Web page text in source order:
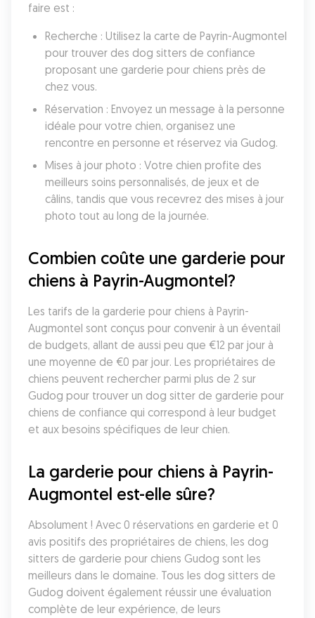
faire est :
Recherche : Utilisez la carte de Payrin-Augmontel
pour trouver des dog sitters de confiance
proposant une garderie pour chiens près de
chez vous.
Réservation : Envoyez un message à la personne
idéale pour votre chien, organisez une
rencontre en personne et réservez via Gudog.
Mises à jour photo : Votre chien profite des
meilleurs soins personnalisés, de jeux et de
câlins, tandis que vous recevrez des mises à jour
photo tout au long de la journée.
Combien coûte une garderie pour
chiens à Payrin-Augmontel?
Les tarifs de la garderie pour chiens à Payrin-
Augmontel sont conçus pour convenir à un éventail
de budgets, allant de aussi peu que €12 par jour à
une moyenne de €0 par jour. Les propriétaires de
chiens peuvent rechercher parmi plus de 2 sur
Gudog pour trouver un dog sitter de garderie pour
chiens de confiance qui correspond à leur budget
et aux besoins spécifiques de leur chien.
La garderie pour chiens à Payrin-
Augmontel est-elle sûre?
Absolument ! Avec 0 réservations en garderie et 0
avis positifs des propriétaires de chiens, les dog
sitters de garderie pour chiens Gudog sont les
meilleurs dans le domaine. Tous les dog sitters de
Gudog doivent également réussir une évaluation
complète de leur expérience, de leurs